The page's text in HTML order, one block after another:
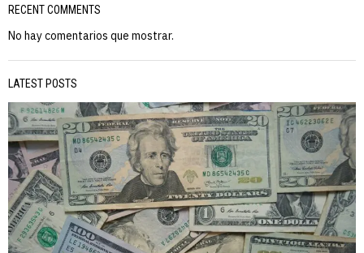
RECENT COMMENTS
No hay comentarios que mostrar.
LATEST POSTS